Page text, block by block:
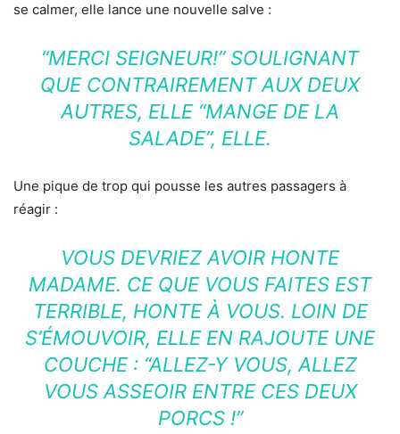
se calmer, elle lance une nouvelle salve :
“MERCI SEIGNEUR!” SOULIGNANT
QUE CONTRAIREMENT AUX DEUX
AUTRES, ELLE “MANGE DE LA
SALADE”, ELLE.
Une pique de trop qui pousse les autres passagers à
réagir :
VOUS DEVRIEZ AVOIR HONTE
MADAME. CE QUE VOUS FAITES EST
TERRIBLE, HONTE À VOUS. LOIN DE
S’ÉMOUVOIR, ELLE EN RAJOUTE UNE
COUCHE : “ALLEZ-Y VOUS, ALLEZ
VOUS ASSEOIR ENTRE CES DEUX
PORCS !”